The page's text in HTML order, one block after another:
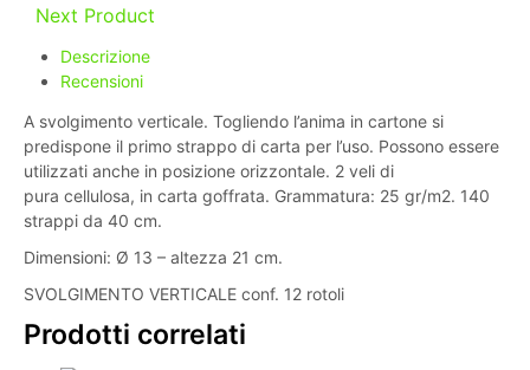
Next Product
Descrizione
Recensioni
A svolgimento verticale. Togliendo l’anima in cartone si
predispone il primo strappo di carta per l’uso. Possono essere
utilizzati anche in posizione orizzontale. 2 veli di
pura cellulosa, in carta goffrata. Grammatura: 25 gr/m2. 140
strappi da 40 cm.
Dimensioni: Ø 13 – altezza 21 cm.
SVOLGIMENTO VERTICALE conf. 12 rotoli
Prodotti correlati